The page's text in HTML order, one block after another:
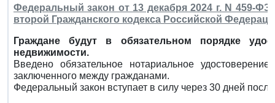
Федеральный закон от 13 декабря 2024 г. N 459-
второй Гражданского кодекса Российской
Граждане будут в обязательном порядке
недвижимости.
Введено обязательное нотариальное
заключенного между гражданами.
Федеральный закон вступает в силу через 30 дней